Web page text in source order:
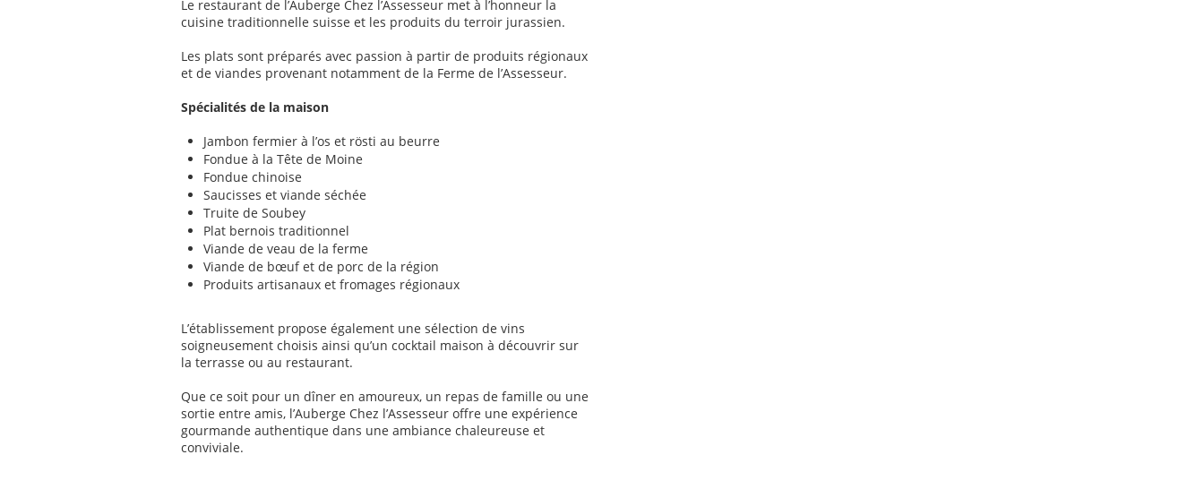
Le restaurant de l’Auberge Chez l’Assesseur met à l’honneur la
cuisine traditionnelle suisse et les produits du terroir jurassien.
Les plats sont préparés avec passion à partir de produits régionaux
et de viandes provenant notamment de la Ferme de l’Assesseur.
Spécialités de la maison
Jambon fermier à l’os et rösti au beurre
Fondue à la Tête de Moine
Fondue chinoise
Saucisses et viande séchée
Truite de Soubey
Plat bernois traditionnel
Viande de veau de la ferme
Viande de bœuf et de porc de la région
Produits artisanaux et fromages régionaux
L’établissement propose également une sélection de vins
soigneusement choisis ainsi qu’un cocktail maison à découvrir sur
la terrasse ou au restaurant.
Que ce soit pour un dîner en amoureux, un repas de famille ou une
sortie entre amis, l’Auberge Chez l’Assesseur offre une expérience
gourmande authentique dans une ambiance chaleureuse et
conviviale.